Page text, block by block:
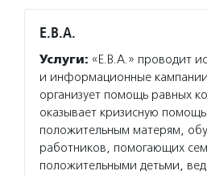
Е.В.А.
Услуги: «Е.В.А.» проводит
и информационные
организует помощь равных
оказывает кризисную
положительным матерям,
работников, помогающих
положительными детьми,